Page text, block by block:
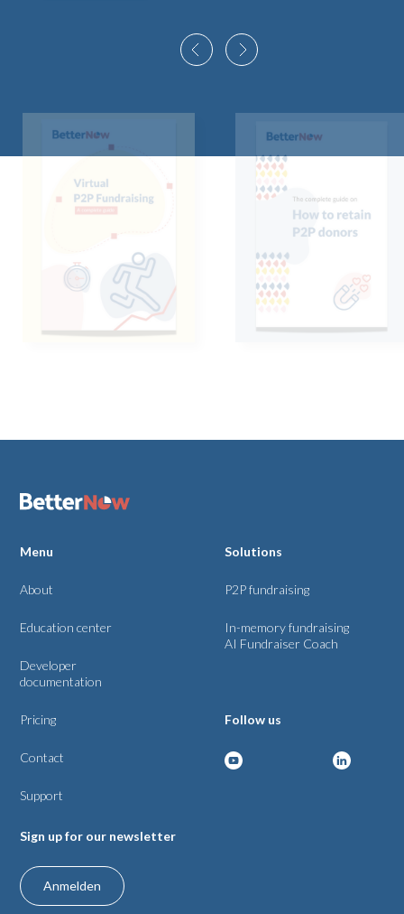
Solutions
P2P fundraising
In-memory fundraising
AI Fundraiser Coach
Sign up for our newsletter
Anmelden
Follow us
Menu
About
Education center
Developer
documentation
Pricing
Contact
Support